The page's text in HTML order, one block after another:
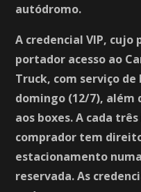
autódromo.
A credencial VIP, cujo
portador acesso ao
Truck, com serviço
domingo (12/7),
aos boxes. A cada
comprador tem
estacionamento
reservada. As